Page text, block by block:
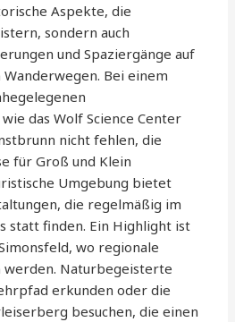
Aspekte, die
sondern auch
und Spaziergänge auf
Bei einem
das Wolf Science Center
nicht fehlen, die
für Groß und Klein
Umgebung bietet
die regelmäßig im
statt finden. Ein Highlight ist
wo regionale
werden. Naturbegeisterte
erkunden oder die
besuchen, die einen